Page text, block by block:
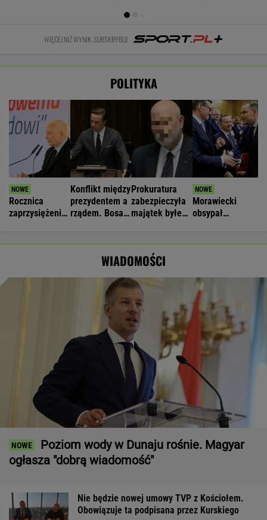
WIĘCEJ NIŻ WYNIK. SUBSKRYBUJ
POLITYKA
Rocznica
zaprzysiężenia
Konflikt między
prezydentem a
rządem. Bosak:
Prokuratura
zabezpieczyła
majątek byłego
Morawiecki
obsypał
WIADOMOŚCI
Poziom wody w Dunaju rośnie. Magyar
ogłasza "dobrą wiadomość"
Nie będzie nowej umowy TVP z Kościołem.
Obowiązuje ta podpisana przez Kurskiego